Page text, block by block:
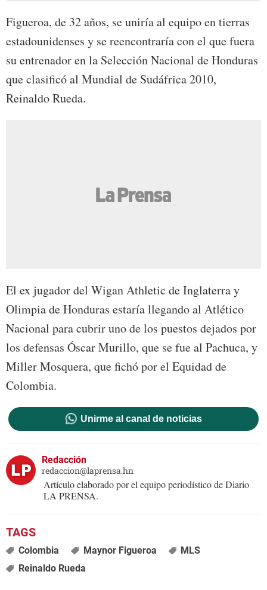
Figueroa, de 32 años, se uniría al equipo en tierras
estadounidenses y se reencontraría con el que fuera
su entrenador en la Selección Nacional de Honduras
que clasificó al Mundial de Sudáfrica 2010,
Reinaldo Rueda.
El ex jugador del Wigan Athletic de Inglaterra y
Olimpia de Honduras estaría llegando al Atlético
Nacional para cubrir uno de los puestos dejados por
los defensas Óscar Murillo, que se fue al Pachuca, y
Miller Mosquera, que fichó por el Equidad de
Colombia.
Unirme al canal de noticias
Redacción
redaccion@laprensa.hn
Artículo elaborado por el equipo periodístico de Diario
LA PRENSA.
Colombia Maynor Figueroa
MLS
Reinaldo Rueda